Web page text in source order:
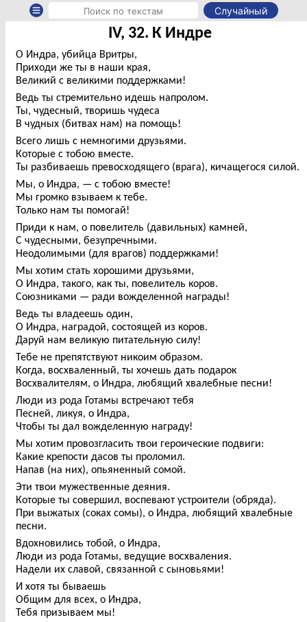
Случайный
IV, 32. К Индре
О Индра, убийца Вритры,
Приходи же ты в наши края,
Великий с великими поддержками!
Ведь ты стремительно идешь напролом.
Ты, чудесный, творишь чудеса
В чудных (битвах нам) на помощь!
Всего лишь с немногими друзьями.
Которые с тобою вместе.
Ты разбиваешь превосходящего (врага), кичащегося силой.
Мы, о Индра, — с тобою вместе!
Мы громко взываем к тебе.
Только нам ты помогай!
Приди к нам, о повелитель (давильных) камней,
С чудесными, безупречными.
Неодолимыми (для врагов) поддержками!
Мы хотим стать хорошими друзьями,
О Индра, такого, как ты, повелитель коров.
Союзниками — ради вожделенной награды!
Ведь ты владеешь один,
О Индра, наградой, состоящей из коров.
Даруй нам великую питательную силу!
Тебе не препятствуют никоим образом.
Когда, восхваленный, ты хочешь дать подарок
Восхвалителям, о Индра, любящий хвалебные песни!
Люди из рода Готамы встречают тебя
Песней, ликуя, о Индра,
Чтобы ты дал вожделенную награду!
Мы хотим провозгласить твои героические подвиги:
Какие крепости дасов ты проломил.
Напав (на них), опьяненный сомой.
Эти твои мужественные деяния.
Которые ты совершил, воспевают устроители (обряда).
При выжатых (соках сомы), о Индра, любящий хвалебные
песни.
Вдохновились тобой, о Индра,
Люди из рода Готамы, ведущие восхваления.
Надели их славой, связанной с сыновьями!
И хотя ты бываешь
Общим для всех, о Индра,
Тебя призываем мы!